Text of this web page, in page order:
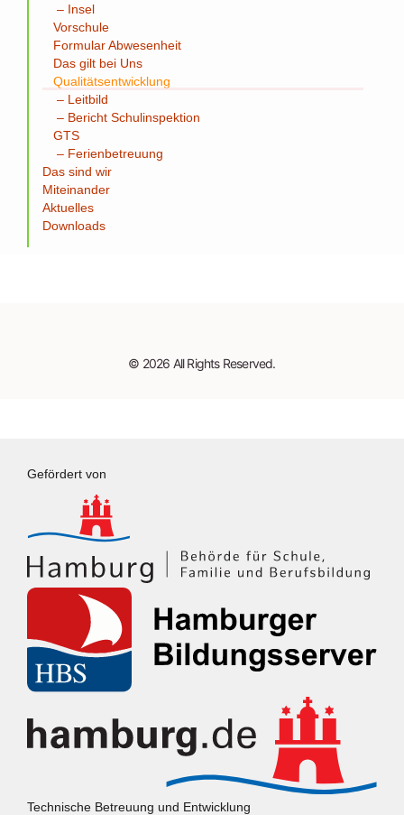
– Insel
Vorschule
Formular Abwesenheit
Das gilt bei Uns
Qualitätsentwicklung
– Leitbild
– Bericht Schulinspektion
GTS
– Ferienbetreuung
Das sind wir
Miteinander
Aktuelles
Downloads
© 2026 All Rights Reserved.
Gefördert von
Technische Betreuung und Entwicklung